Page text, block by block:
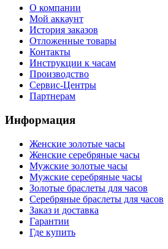
О компании
Мой аккаунт
История заказов
Отложенные товары
Контакты
Инструкции к часам
Производство
Сервис-Центры
Партнерам
Информация
Женские золотые часы
Женские серебряные часы
Мужские золотые часы
Мужские серебряные часы
Золотые браслеты для часов
Серебряные браслеты для часов
Заказ и доставка
Гарантии
Где купить